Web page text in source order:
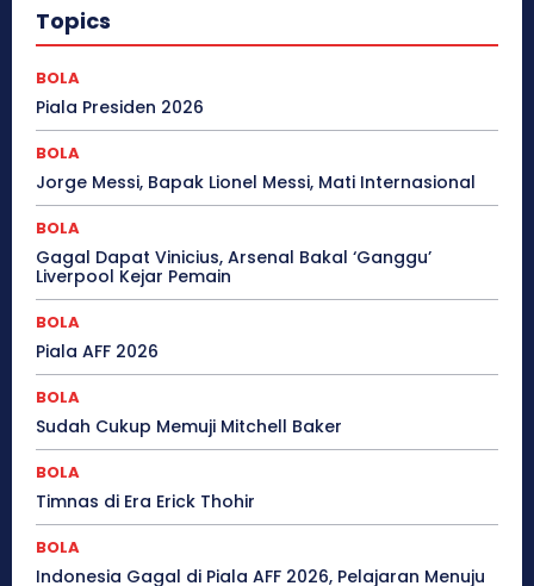
Topics
BOLA
Piala Presiden 2026
BOLA
Jorge Messi, Bapak Lionel Messi, Mati Internasional
BOLA
Gagal Dapat Vinicius, Arsenal Bakal ‘Ganggu’
Liverpool Kejar Pemain
BOLA
Piala AFF 2026
BOLA
Sudah Cukup Memuji Mitchell Baker
BOLA
Timnas di Era Erick Thohir
BOLA
Indonesia Gagal di Piala AFF 2026, Pelajaran Menuju